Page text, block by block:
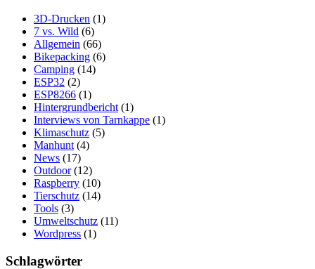
3D-Drucken (1)
7 vs. Wild (6)
Allgemein (66)
Bikepacking (6)
Camping (14)
ESP32 (2)
ESP8266 (1)
Hintergrundbericht (1)
Interviews von Tarnkappe (1)
Klimaschutz (5)
Manhunt (4)
News (17)
Outdoor(12)
Raspberry (10)
Tierschutz (14)
Tools (3)
Umweltschutz (11)
Wordpress (1)
Schlagwörter